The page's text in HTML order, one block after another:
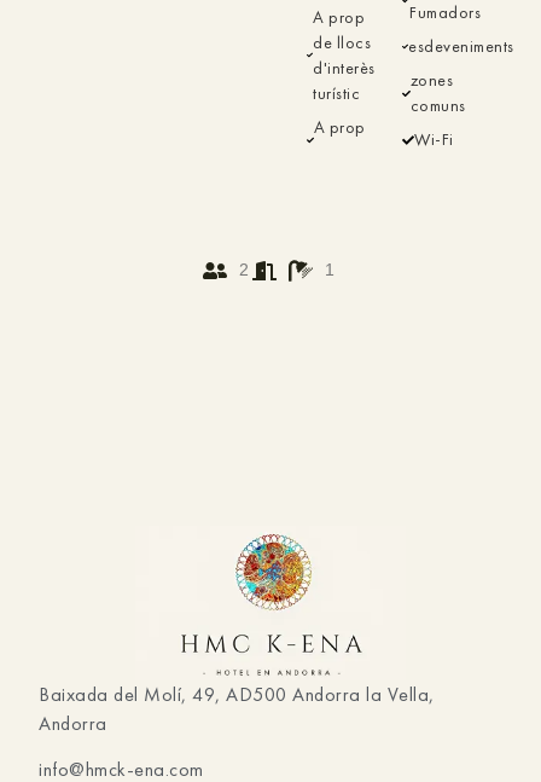
A prop
de llocs
d'interès
turístic
A prop
Fumadors
esdeveniments
zones
comuns
Wi-Fi
2 1
Baixada del Molí, 49, AD500 Andorra la Vella,
Andorra
info@hmck-ena.com